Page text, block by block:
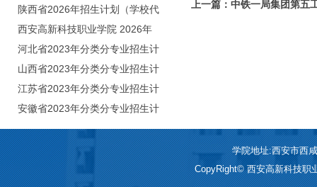
赛中喜获佳绩
陕西省2026年招生计划（学校代
码：8103）
西安高新科技职业学院 2026年
招生章程
河北省2023年分类分专业招生计
划（院校代号：1889）
山西省2023年分类分专业招生计
划（院校代号：5560）
江苏省2023年分类分专业招生计
划（院校代号：8931）
安徽省2023年分类分专业招生计
划（院校代号：2648）
上一篇：中铁一局集团第五
学院地址:西安市西
CopyRight© 西安高新科技职